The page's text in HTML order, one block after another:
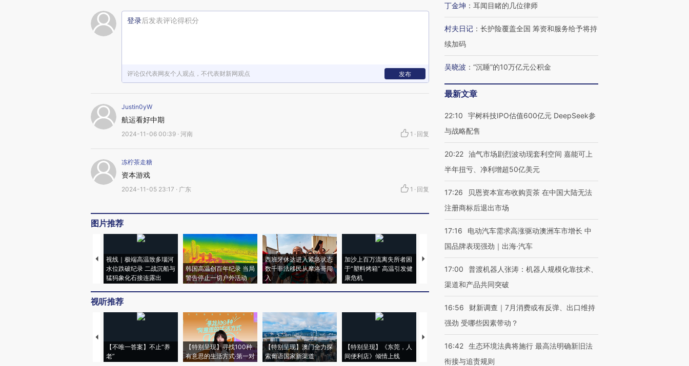
登录后发表评论得积分
评论仅代表网友个人观点，不代表财新网观点 发布
Justin0yW
航运看好中期
2024-11-06 00:39 · 河南 1 · 回复
冻柠茶走糖
资本游戏
2024-11-05 23:17 · 广东 1 · 回复
图片推荐
视线｜极端高温致多瑙河
水位跌破纪录 二战沉船与
猛犸象化石接连露出
韩国高温创百年纪录 当局
警告停止一切户外活动
西班牙休达进入紧急状态
数千非法移民从摩洛哥闯
入
加沙上百万流离失所者困
于“塑料烤箱” 高温引发健
康危机
视线｜HYROX的吸金
术：是什么让中产们甘
马航飞行员跨国走私7万
粒摇头丸 尿检体内含3种
视线｜被称为“蟑螂”的印
度Z世代 用街头抗争将教
视听推荐
【不唯一答案】不止“养
老”
【特别呈现】寻找100种
有意思的生活方式·第一对
【特别呈现】澳门全力探
索葡语国家新渠道
【特别呈现】《东莞，人
间便利店》倾情上线
【推广】走进第四届链博
会，让数智科技“链”接产
【特别呈现】寻找100种
CFO：不靠规模取胜，华
丁金坤 ： 耳闻目睹的几位律师
村夫日记 ： 长护险覆盖全国 筹资和服务给予将持
续加码
吴晓波 ： “沉睡”的10万亿元公积金
最新文章
22:10
宇树科技IPO估值600亿元 DeepSeek参
与战略配售
20:22 油气市场剧烈波动现套利空间 嘉能可上
半年扭亏、净利增超50亿美元
17:26
贝恩资本宣布收购贡茶 在中国大陆无法
注册商标后退出市场
17:16
电动汽车需求高涨驱动澳洲车市增长 中
国品牌表现强劲｜出海·汽车
17:00
普渡机器人张涛：机器人规模化靠技术、
渠道和产品共同突破
16:56
财新调查｜7月消费或有反弹、出口维持
强劲 受哪些因素带动？
16:42 生态环境法典将施行 最高法明确新旧法
衔接与追责规则